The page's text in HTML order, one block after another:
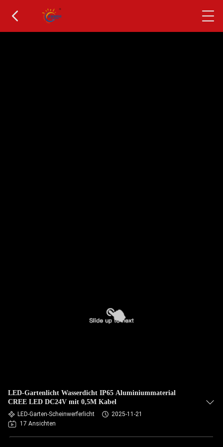
LED-Gartenlicht Wasserdicht IP65 Aluminiummaterial
CREE LED DC24V mit 0,5M Kabel
LED-Garten-Scheinwerferlicht
2025-11-21
17 Ansichten